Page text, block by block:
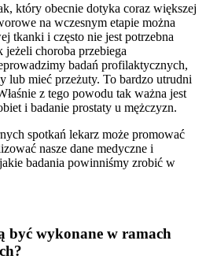
który obecnie dotyka coraz większej
na wczesnym etapie można
tkanki i często nie jest potrzebna
jeżeli choroba przebiega
badań profilaktycznych,
lub mieć przeżuty. To bardzo utrudni
z tego powodu tak ważna jest
i badanie prostaty u mężczyzn.
spotkań lekarz może promować
nasze dane medyczne i
badania powinniśmy zrobić w
być wykonane w ramach